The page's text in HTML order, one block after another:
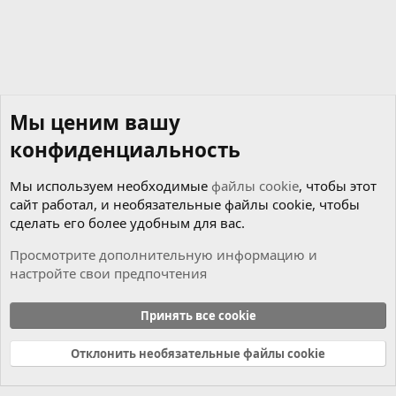
Cookies
Russian (RU)
Связь с нами
Условия и правила
Политика конфиденциальности
Справка Главная
R
Мы ценим вашу
конфиденциальность
Мы используем необходимые файлы cookie, чтобы этот
сайт работал, и необязательные файлы cookie, чтобы
сделать его более удобным для вас.
Просмотрите дополнительную информацию и
настройте свои предпочтения
Принять все cookie
Отклонить необязательные файлы cookie